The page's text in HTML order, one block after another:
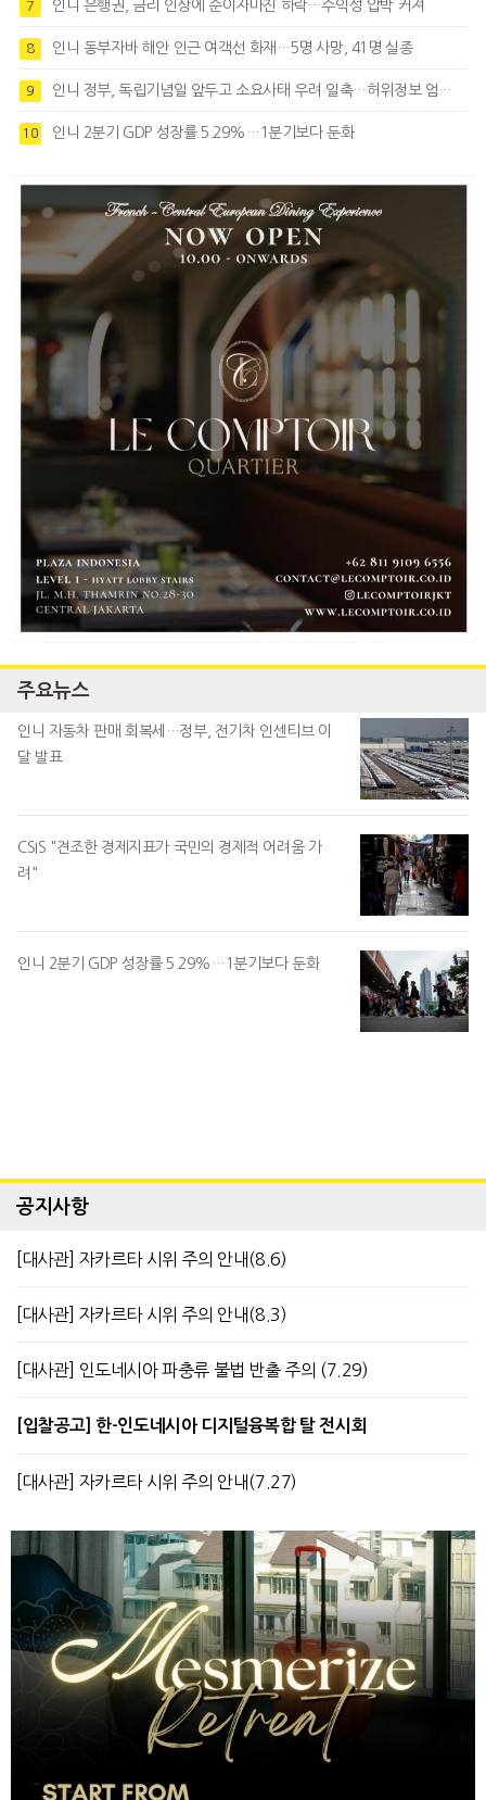
7 인니 은행권, 금리 인상에 순이자마진 하락…수익성 압박 커져
8 인니 동부자바 해안 인근 여객선 화재…5명 사망, 41명 실종
9 인니 정부, 독립기념일 앞두고 소요사태 우려 일축…허위정보 엄정대응
10 인니 2분기 GDP 성장률 5.29%…1분기보다 둔화
주요뉴스
인니 자동차 판매 회복세…정부, 전기차 인센티브 이
달 발표
CSIS "견조한 경제지표가 국민의 경제적 어려움 가
려"
인니 2분기 GDP 성장률 5.29%…1분기보다 둔화
공지사항
[대사관] 자카르타 시위 주의 안내(8.6)
[대사관] 자카르타 시위 주의 안내(8.3)
[대사관] 인도네시아 파충류 불법 반출 주의 (7.29)
[입찰공고] 한-인도네시아 디지털융복합 탈 전시회
[대사관] 자카르타 시위 주의 안내(7.27)